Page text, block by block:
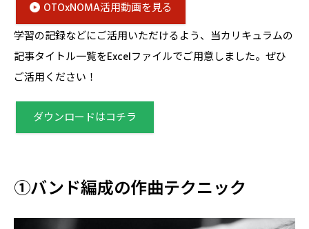
OTOxNOMA活用動画を見る
学習の記録などにご活用いただけるよう、当カリキュラムの
記事タイトル一覧をExcelファイルでご用意しました。ぜひ
ご活用ください！
ダウンロードはコチラ
①バンド編成の作曲テクニック